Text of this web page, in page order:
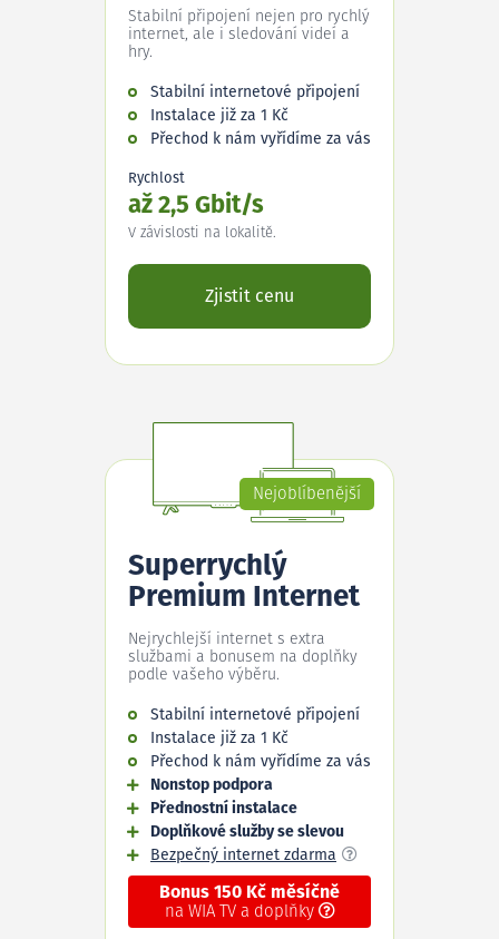
Stabilní připojení nejen pro rychlý
internet, ale i sledování videí a
hry.
Stabilní internetové připojení
Instalace již za 1 Kč
Přechod k nám vyřídíme za vás
Rychlost
až 2,5 Gbit/s
V závislosti na lokalitě.
Zjistit cenu
Nejoblíbenější
Superrychlý
Premium Internet
Nejrychlejší internet s extra
službami a bonusem na doplňky
podle vašeho výběru.
Stabilní internetové připojení
Instalace již za 1 Kč
Přechod k nám vyřídíme za vás
Nonstop podpora
Přednostní instalace
Doplňkové služby se slevou
Bezpečný internet zdarma
Bonus 150 Kč měsíčně
na WIA TV a doplňky